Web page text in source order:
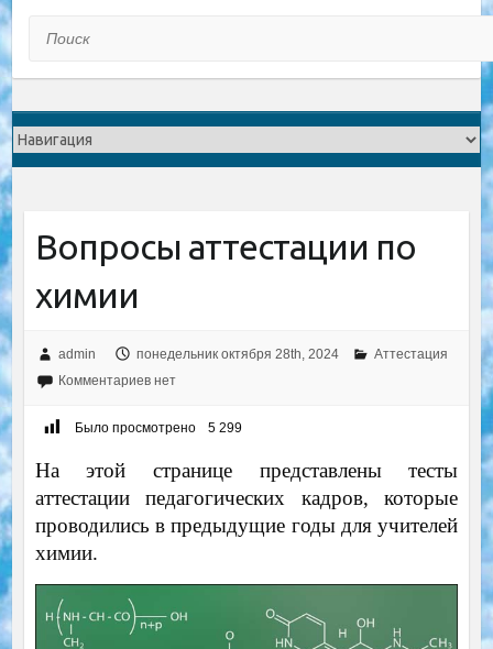
Вопросы аттестации по
химии
admin понедельник октября 28th, 2024
Аттестация
Комментариев нет
Было просмотрено 5 299
На этой странице представлены тесты
аттестации педагогических кадров, которые
проводились в предыдущие годы для учителей
химии.